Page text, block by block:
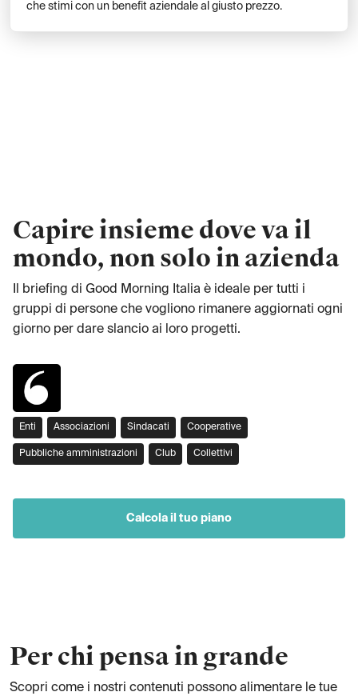
che stimi con un benefit aziendale al giusto prezzo.
Capire insieme dove va il
mondo, non solo in azienda
Il briefing di Good Morning Italia è ideale per tutti i
gruppi di persone che vogliono rimanere aggiornati ogni
giorno per dare slancio ai loro progetti.
Enti Associazioni Sindacati Cooperative
Pubbliche amministrazioni Club Collettivi
Calcola il tuo piano
Per chi pensa in grande
Scopri come i nostri contenuti possono alimentare le tue